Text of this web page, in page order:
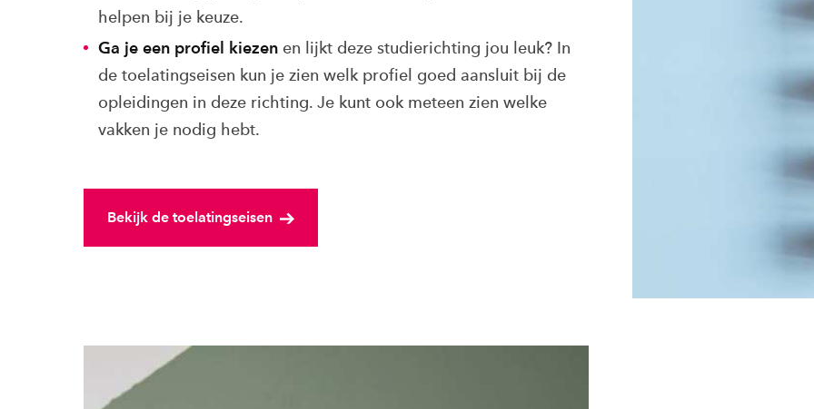
helpen bij je keuze.
Ga je een profiel kiezen en lijkt deze studierichting jou leuk? In
de toelatingseisen kun je zien welk profiel goed aansluit bij de
opleidingen in deze richting. Je kunt ook meteen zien welke
vakken je nodig hebt.
Bekijk de toelatingseisen